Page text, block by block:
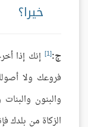
خيرا؟
ج:[1]
إنك إذا
فروعك ولا
والبنون
الزكاة من بلدك